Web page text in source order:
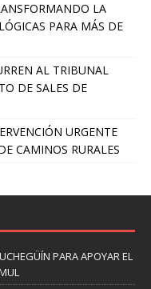
LA
PARA MÁS DE
AL TRIBUNAL
DE SALES DE
URGENTE
CAMINOS RURALES
PARA APOYAR EL